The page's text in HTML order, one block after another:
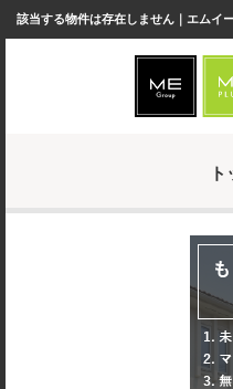
該当する物件は存在しません｜エムイ
ト